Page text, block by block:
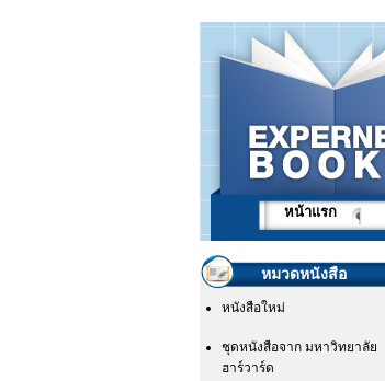
หน้าแรก
หมวดหนังสือ
หนังสือใหม่
ชุดหนังสือจาก มหาวิทยาลัย
ฮาร์วาร์ด